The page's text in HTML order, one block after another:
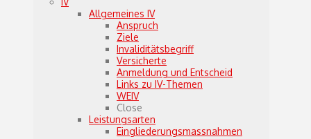
Allgemeines IV
Anspruch
Ziele
Invaliditätsbegriff
Versicherte
Anmeldung und Entscheid
Links zu IV-Themen
WEIV
Close
Leistungsarten
Eingliederungsmassnahmen